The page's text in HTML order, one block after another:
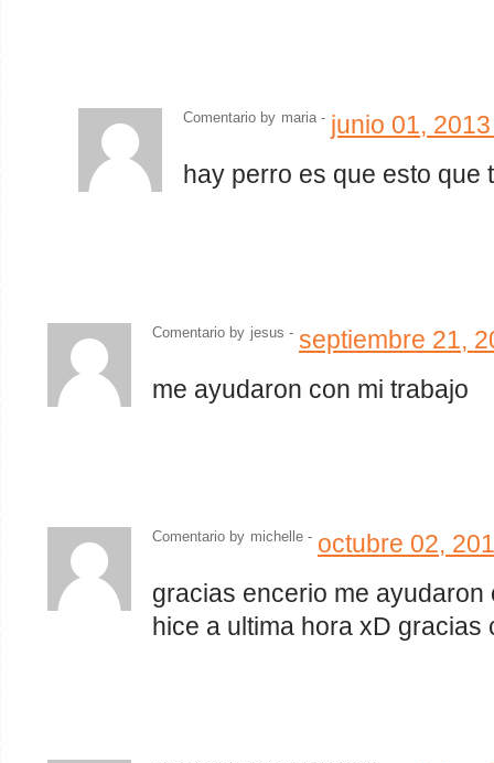
Comentario by maria- junio 01,
hay perro es que esto que
Comentario by jesus - septiembre 21,
me ayudaron con mi trabajo
Comentario by michelle - octubre 02,
gracias encerio me ayudaron
hice a ultima hora xD gracias